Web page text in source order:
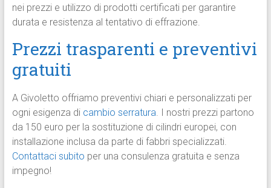
nei prezzi e utilizzo di prodotti certificati per garantire
durata e resistenza al tentativo di effrazione.
Prezzi trasparenti e preventivi
gratuiti
A Givoletto offriamo preventivi chiari e personalizzati per
ogni esigenza di cambio serratura. I nostri prezzi partono
da 150 euro per la sostituzione di cilindri europei, con
installazione inclusa da parte di fabbri specializzati.
Contattaci subito per una consulenza gratuita e senza
impegno!